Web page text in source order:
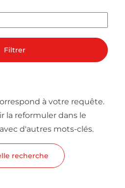
Filtrer
à votre requête.
la reformuler dans le
d'autres mots-clés.
recherche